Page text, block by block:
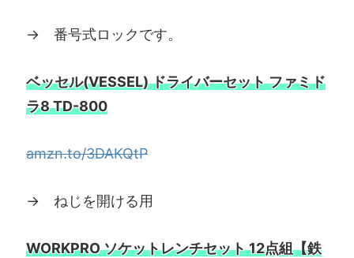
→ 番号式ロックです。
ベッセル(VESSEL) ドライバーセット ファミド
ラ8 TD-800
amzn.to/3DAKQtP
→ ねじを開ける用
WORKPRO ソケットレンチセット 12点組【鉄